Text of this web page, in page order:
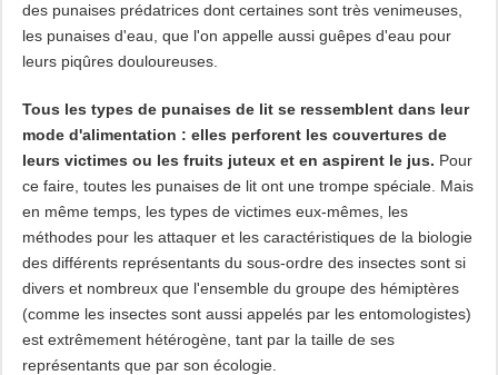
des punaises prédatrices dont certaines sont très venimeuses,
les punaises d'eau, que l'on appelle aussi guêpes d'eau pour
leurs piqûres douloureuses.
Tous les types de punaises de lit se ressemblent dans leur
mode d'alimentation : elles perforent les couvertures de
leurs victimes ou les fruits juteux et en aspirent le jus. Pour
ce faire, toutes les punaises de lit ont une trompe spéciale. Mais
en même temps, les types de victimes eux-mêmes, les
méthodes pour les attaquer et les caractéristiques de la biologie
des différents représentants du sous-ordre des insectes sont si
divers et nombreux que l'ensemble du groupe des hémiptères
(comme les insectes sont aussi appelés par les entomologistes)
est extrêmement hétérogène, tant par la taille de ses
représentants que par son écologie.